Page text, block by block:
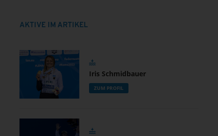
AKTIVE IM ARTIKEL
Iris Schmidbauer
ZUM PROFIL